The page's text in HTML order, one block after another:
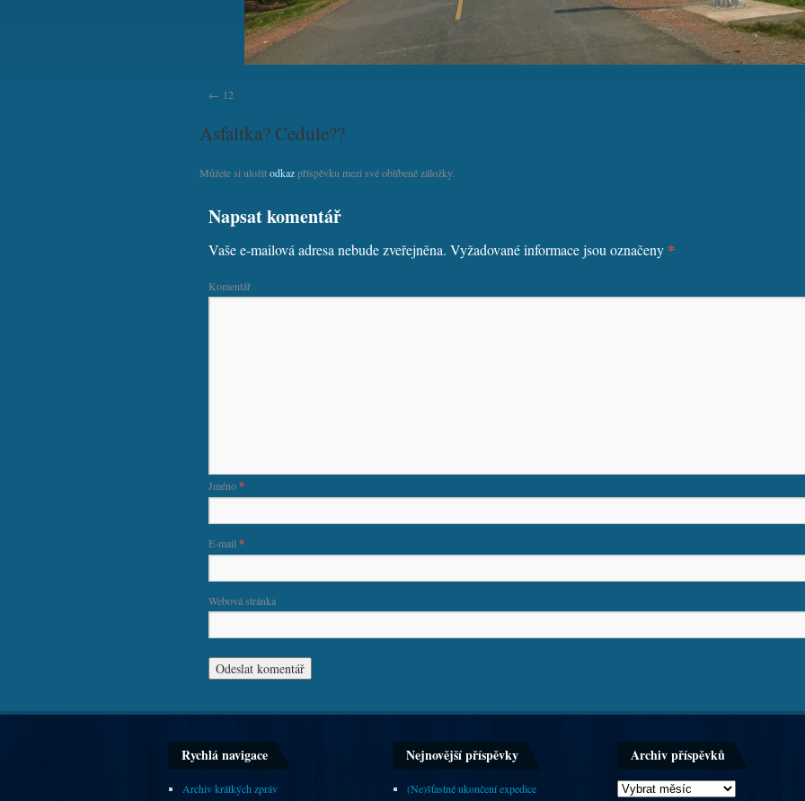
12
Asfaltka? Cedule??
Můžete si uložitodkazpříspěvku mezi své oblíbené záložky.
Napsat komentář
Vaše e-mailová adresa nebude zveřejněna. Vyžadované informace jsou označeny *
Komentář
Jméno*
E-mail *
Webová stránka
Rychlá navigace
Archiv krátkých zpráv
Nejnovější příspěvky
(Ne)šťastné ukončení expedice
Archiv příspěvků